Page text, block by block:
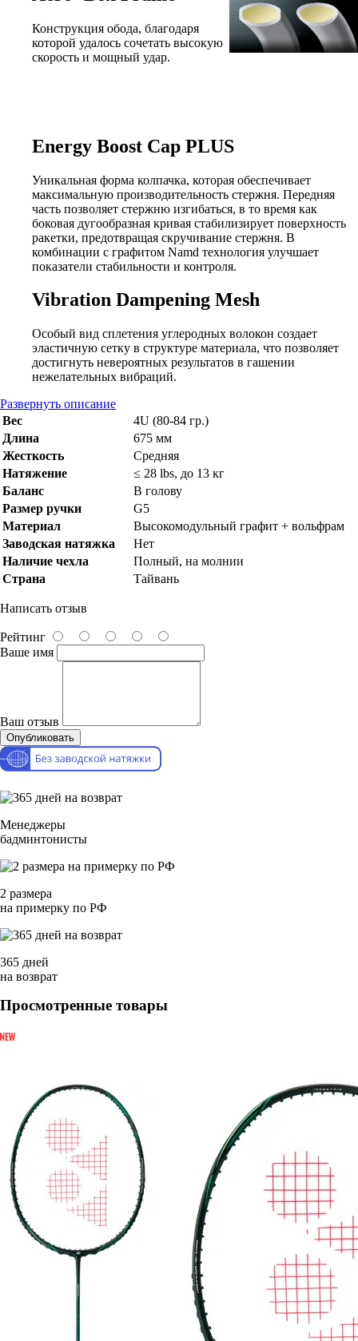
Конструкция обода, благодаря
которой удалось сочетать высокую
скорость и мощный удар.
Energy Boost Cap PLUS
Уникальная форма колпачка, которая обеспечивает
максимальную производительность стержня. Передняя
часть позволяет стержню изгибаться, в то время как
боковая дугообразная кривая стабилизирует поверхность
ракетки, предотвращая скручивание стержня. В
комбинации с графитом Namd технология улучшает
показатели стабильности и контроля.
Vibration Dampening Mesh
Особый вид сплетения углеродных волокон создает
эластичную сетку в структуре материала, что позволяет
достигнуть невероятных результатов в гашении
нежелательных вибраций.
Развернуть описание
Вес
4U (80-84 гр.)
Длина
675 мм
Жесткость
Средняя
Натяжение
≤ 28 lbs, до 13 кг
Баланс
В голову
Размер ручки
G5
Материал
Высокомодульный графит + вольфрам
Заводская натяжка
Нет
Наличие чехла
Полный, на молнии
Страна
Тайвань
Написать отзыв
Рейтинг
Ваше имя
Ваш отзыв
Опубликовать
Менеджеры
бадминтонисты
2 размера
на примерку по РФ
365 дней
на возврат
Просмотренные товары